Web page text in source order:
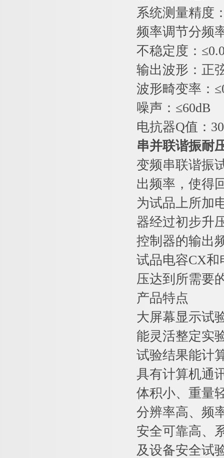
系统测量精度
频率调节分频
不稳定度：
输出波形：正
波形畸变率：
噪声：≤60dB
电抗器Q值：
串并联谐振耐
变频串联谐振
出频率，使得
为试品上所加
器经过初步升
控制器的输出
试品电容CX
压达到所需要
产品特点
大屏幕显示试
能灵活整定实
试验结果能计
具有计算机通
体积小、重量
分辨率高、频
安全可靠高、
及设备安全试